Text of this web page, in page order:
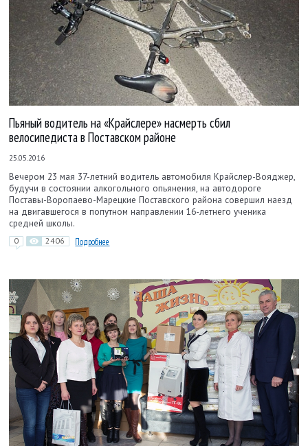
Пьяный водитель на «Крайслере» насмерть сбил
велосипедиста в Поставском районе
25.05.2016
Вечером 23 мая 37-летний водитель автомобиля Крайслер-Вояджер,
будучи в состоянии алкогольного опьянения, на автодороге
Поставы-Воропаево-Марецкие Поставского района совершил наезд
на двигавшегося в попутном направлении 16-летнего ученика
средней школы.
0 2406 Подробнее